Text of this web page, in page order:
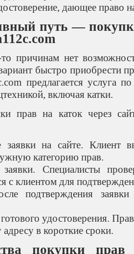
дающее право
путь —
причинам нет
быстро приобрести
предлагается услуга
включая катки.
прав на каток через
заявки на сайте. Клиент
категорию прав.
заявки. Специалисты
с клиентом для
подтверждения заявки
удостоверения.
в короткие сроки.
покупки прав